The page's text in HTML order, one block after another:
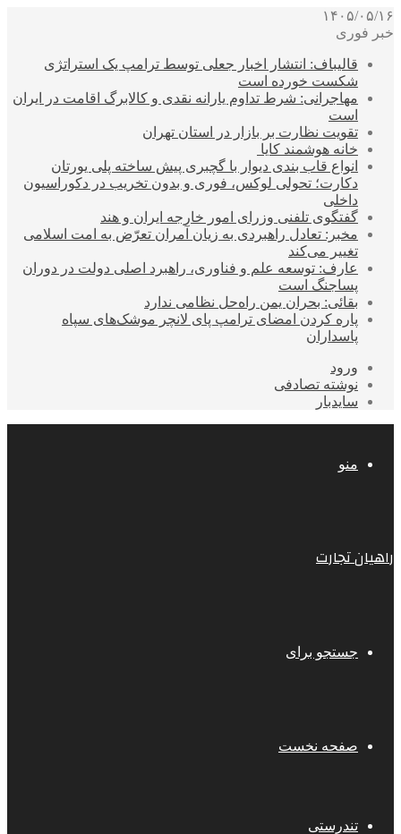
۱۴۰۵/۰۵/۱۶
خبر فوری
قالیباف: انتشار اخبار جعلی توسط ترامپ یک استراتژی
شکست خورده است
مهاجرانی: شرط تداوم یارانه نقدی و کالابرگ اقامت در ایران
است
تقویت نظارت بر بازار در استان تهران
خانه هوشمند کایا
انواع قاب بندی دیوار با گچبری پیش ساخته پلی یورتان
دکارت؛ تحولی لوکس، فوری و بدون تخریب در دکوراسیون
داخلی
گفتگوی تلفنی وزرای امور خارجه ایران و هند
مخبر: تعادل راهبردی به زیان آمران تعرّض به امت اسلامی
تغییر می‌کند
عارف: توسعه علم و فناوری، راهبرد اصلی دولت در دوران
پساجنگ است
بقائی: بحران یمن راه‌حل نظامی ندارد
پاره کردن امضای ترامپ پای لانچر موشک‌های سپاه
پاسداران
ورود
نوشته تصادفی
سایدبار
منو
راهیان تجارت
جستجو برای
صفحه نخست
تندرستی